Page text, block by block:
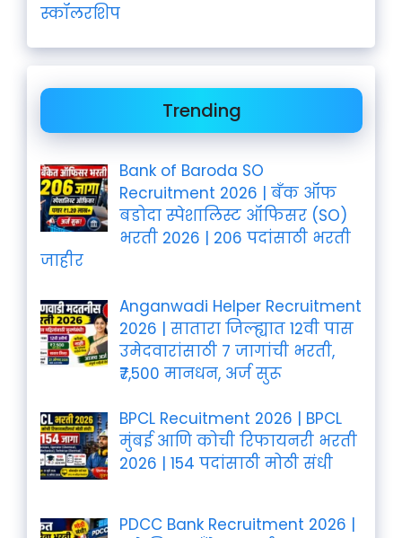
स्कॉलरशिप
Trending
Bank of Baroda SO
Recruitment 2026 | बँक ऑफ
बडोदा स्पेशालिस्ट ऑफिसर (SO)
भरती 2026 | 206 पदांसाठी भरती
जाहीर
Anganwadi Helper Recruitment
2026 | सातारा जिल्ह्यात 12वी पास
उमेदवारांसाठी 7 जागांची भरती,
₹7,500 मानधन, अर्ज सुरू
BPCL Recuitment 2026 | BPCL
मुंबई आणि कोची रिफायनरी भरती
2026 | 154 पदांसाठी मोठी संधी
PDCC Bank Recruitment 2026 |